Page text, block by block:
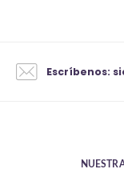
Escríbenos: